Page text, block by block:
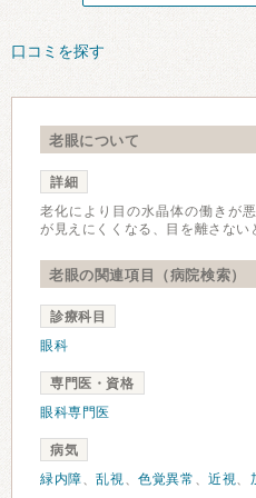
口コミを探す
老眼について
詳細
老化により目の水晶体の働きが
が見えにくくなる、目を離さない
老眼の関連項目（病院検索）
診療科目
眼科
専門医・資格
眼科専門医
病気
緑内障、乱視、色覚異常 、近視、